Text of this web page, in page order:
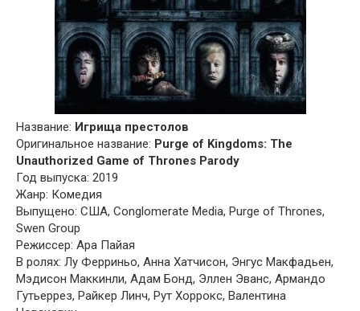
Название: Игрища престолов
Оригинальное название: Purge of Kingdoms: The
Unauthorized Game of Thrones Parody
Год выпуска: 2019
Жанр: Комедия
Выпущено: США, Conglomerate Media, Purge of Thrones,
Swen Group
Режиссер: Ара Пайая
В ролях: Лу Ферриньо, Анна Хатчисон, Энгус Макфадьен,
Мэдисон Маккинли, Адам Бонд, Эллен Эванс, Армандо
Гутьеррез, Райкер Линч, Рут Хоррокс, Валентина